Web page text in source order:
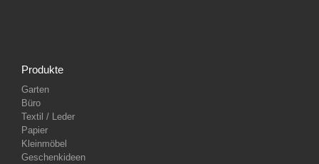
Produkte
Garten
Büro
Textil / Leder
Papier
Kleinmöbel
Geschenkideen